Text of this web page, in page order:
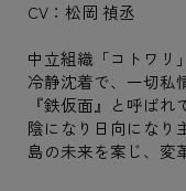
CV：松岡 禎丞
中立組織「コトワリ
冷静沈着で、一切私
『鉄仮面』と呼ばれ
陰になり日向になり
島の未来を案じ、変